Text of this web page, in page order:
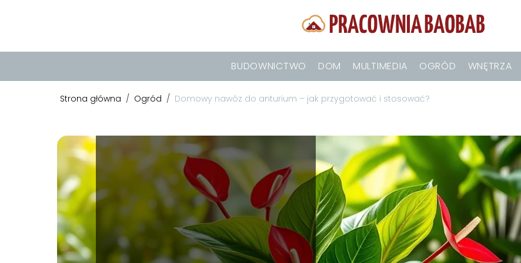
BUDOWNICTWO DOM MULTIMEDIA OGRÓD WNĘTRZA
Strona główna / Ogród / Domowy nawóz do anturium – jak przygotować i stosować?